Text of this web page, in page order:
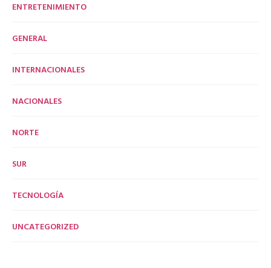
ENTRETENIMIENTO
GENERAL
INTERNACIONALES
NACIONALES
NORTE
SUR
TECNOLOGÍA
UNCATEGORIZED